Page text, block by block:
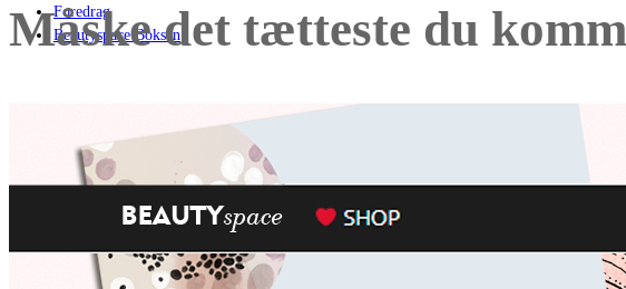
Foredrag
Beautyspace Boksen
Måske det tætteste du